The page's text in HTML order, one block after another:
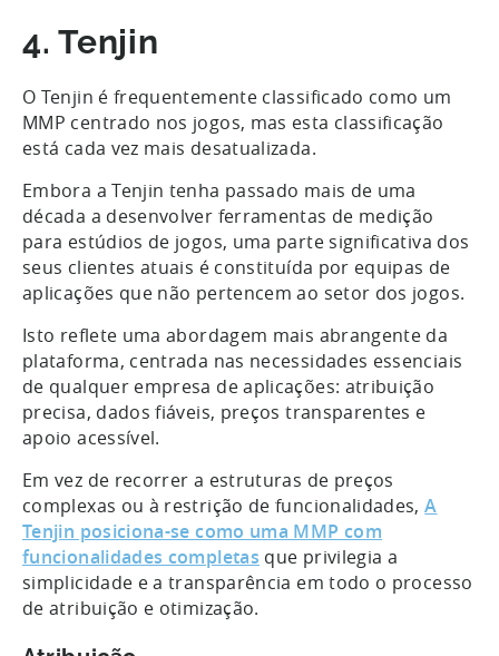
4. Tenjin
O Tenjin é frequentemente classificado como um
MMP centrado nos jogos, mas esta classificação
está cada vez mais desatualizada.
Embora a Tenjin tenha passado mais de uma
década a desenvolver ferramentas de medição
para estúdios de jogos, uma parte significativa dos
seus clientes atuais é constituída por equipas de
aplicações que não pertencem ao setor dos jogos.
Isto reflete uma abordagem mais abrangente da
plataforma, centrada nas necessidades essenciais
de qualquer empresa de aplicações: atribuição
precisa, dados fiáveis, preços transparentes e
apoio acessível.
Em vez de recorrer a estruturas de preços
complexas ou à restrição de funcionalidades,A
Tenjin posiciona-se como uma MMP com
funcionalidades completas que privilegia a
simplicidade e a transparência em todo o processo
de atribuição e otimização.